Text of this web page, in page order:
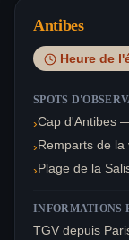
Antibes
Heure de
SPOTS
›Cap d'Antibes
›Remparts de
›Plage de la
INFORMATIONS
TGV depuis